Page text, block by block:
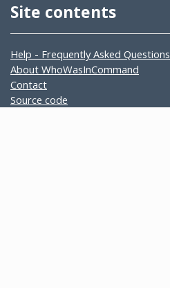
Site contents
Help - Frequently Asked Questions
About WhoWasInCommand
Contact
Source code